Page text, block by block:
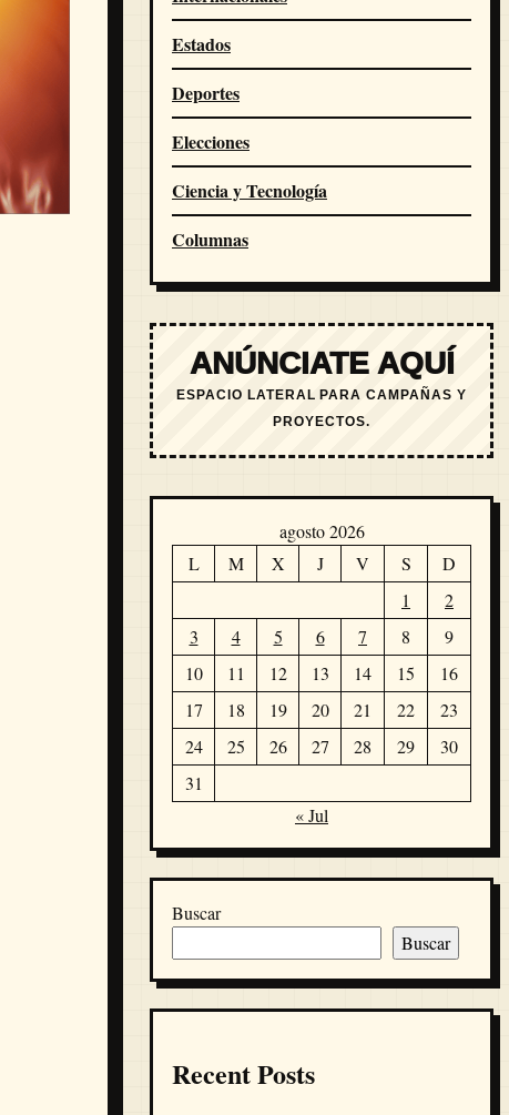
Estados
Deportes
Elecciones
Ciencia y Tecnología
Columnas
ANÚNCIATE AQUÍ
ESPACIO LATERAL PARA CAMPAÑAS Y
PROYECTOS.
agosto 2026
L
M X J V S
D
1
2
3
4 5 6 7 8
9
10
11 12 13 14 15
16
17
18 19 20 21 22
23
24
25 26 27 28 29
30
31
« Jul
Buscar
Buscar
Recent Posts